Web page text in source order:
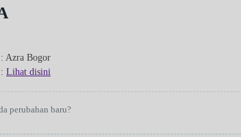
: Azra Bogor
: Lihat disini
perubahan baru?